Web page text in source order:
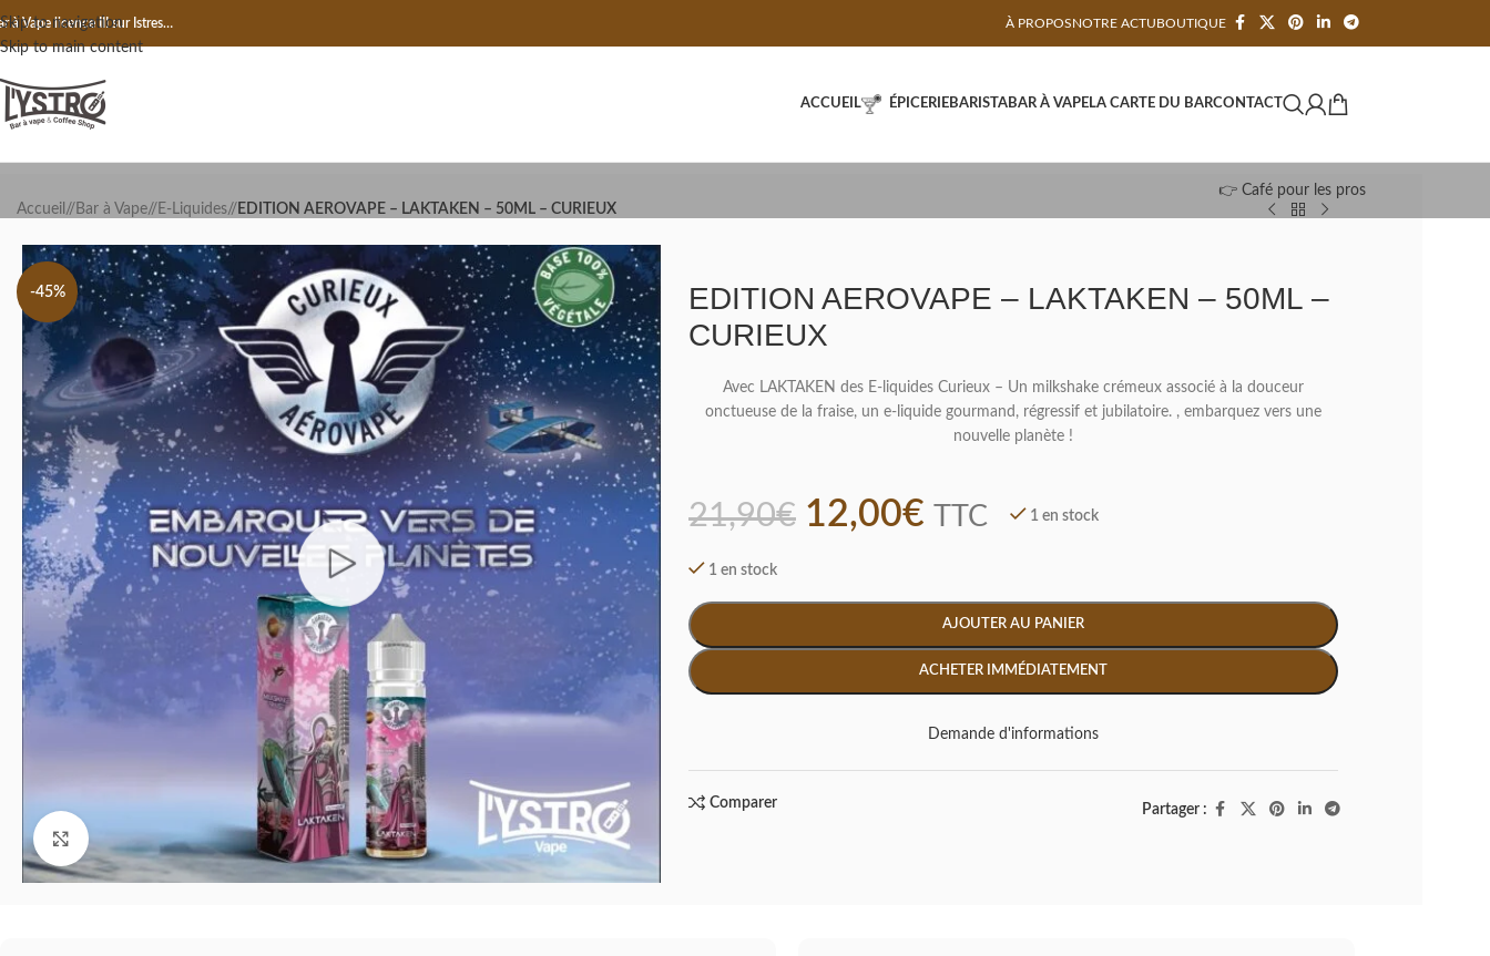
Skip to navigation
Skip to main content
à Vape licence III sur Istres… À PROPOSNOTRE ACTUBOUTIQUE
ACCUEIL ÉPICERIEBARISTABAR À VAPELA CARTE DU BARCONTACT
👉 Café pour les pros
Accueil / Bar à Vape/ E-Liquides/ EDITION AEROVAPE – LAKTAKEN – 50ML – CURIEUX
-45%
Click to enlarge
EDITION AEROVAPE – LAKTAKEN – 50ML –
CURIEUX
Avec LAKTAKEN des E-liquides Curieux – Un milkshake crémeux associé à la douceur
onctueuse de la fraise, un e-liquide gourmand, régressif et jubilatoire. , embarquez vers une
nouvelle planète !
21,90€ 12,00€ TTC 1 en stock
1 en stock
AJOUTER AU PANIER
ACHETER IMMÉDIATEMENT
Demande d'informations
Comparer Partager :